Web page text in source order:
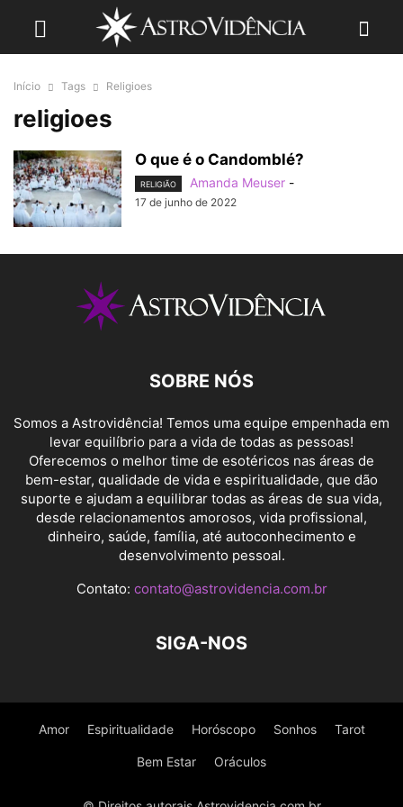
Início Tags Religioes
religioes
O que é o Candomblé?
RELIGIÃO Amanda Meuser -
17 de junho de 2022
SOBRE NÓS
Somos a Astrovidência! Temos uma equipe empenhada em
levar equilíbrio para a vida de todas as pessoas!
Oferecemos o melhor time de esotéricos nas áreas de
bem-estar, qualidade de vida e espiritualidade, que dão
suporte e ajudam a equilibrar todas as áreas de sua vida,
desde relacionamentos amorosos, vida profissional,
dinheiro, saúde, família, até autoconhecimento e
desenvolvimento pessoal.
Contato: contato@astrovidencia.com.br
SIGA-NOS
Amor Espiritualidade Horóscopo Sonhos Tarot
Bem Estar Oráculos